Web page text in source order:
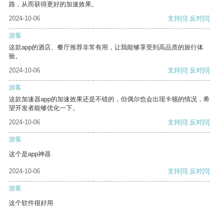
路，从而获得更好的加速效果。
2024-10-06
支持[0] 反对[0]
游客
这款app的酒店、餐厅推荐非常有用，让我能够享受到高品质的旅行体
验。
2024-10-06
支持[0] 反对[0]
游客
这款加速器app的加速效果还是不错的，但偶尔也会出现卡顿的情况，希
望开发者能够优化一下。
2024-10-06
支持[0] 反对[0]
游客
这个是app神器
2024-10-06 支持[0] 反对[0]
游客
这个软件很好用